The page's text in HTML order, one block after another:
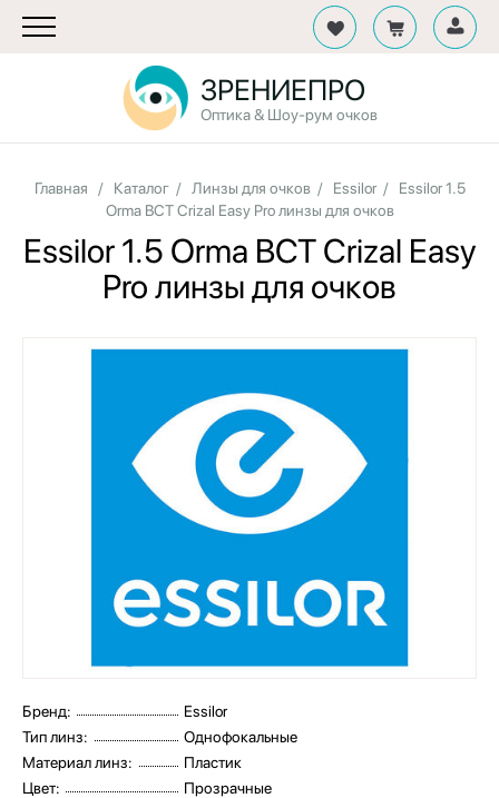
ЗРЕНИЕПРО
Оптика & Шоу-рум очков
Главная / Каталог / Линзы для очков / Essilor /Essilor 1.5
Orma BCT Crizal Easy Pro линзы для очков
Essilor 1.5 Orma BCT Crizal Easy
Pro линзы для очков
Бренд:
Essilor
Тип линз:
Однофокальные
Материал линз:
Пластик
Цвет:
Прозрачные